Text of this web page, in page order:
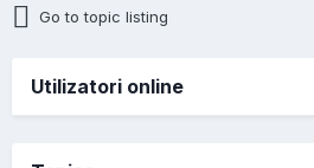
Go to topic listing
Utilizatori online